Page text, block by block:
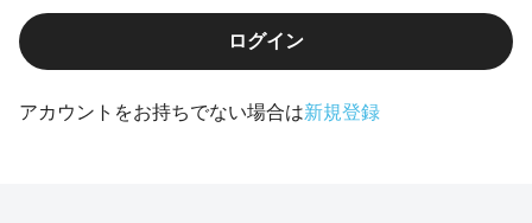
ログイン
アカウントをお持ちでない場合は新規登録